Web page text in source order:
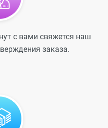
с вами свяжется наш
заказа.